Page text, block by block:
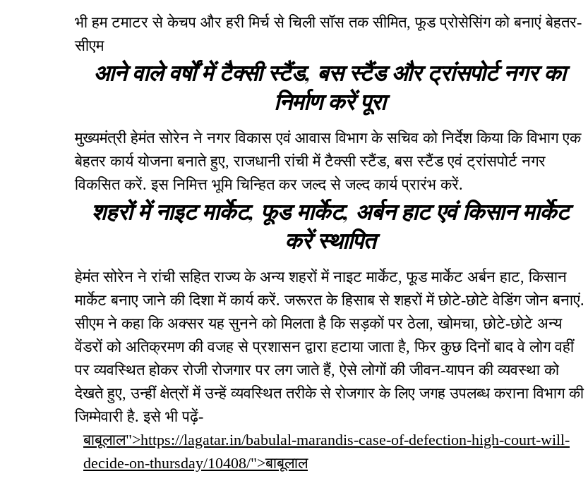
भी हम टमाटर से केचप और हरी मिर्च से चिली सॉस तक सीमित, फूड प्रोसेसिंग को बनाएं बेहतर-
सीएम
आने वाले वर्षों में टैक्सी स्टैंड, बस स्टैंड और ट्रांसपोर्ट नगर का
निर्माण करें पूरा
मुख्यमंत्री हेमंत सोरेन ने नगर विकास एवं आवास विभाग के सचिव को निर्देश किया कि विभाग एक
बेहतर कार्य योजना बनाते हुए, राजधानी रांची में टैक्सी स्टैंड, बस स्टैंड एवं ट्रांसपोर्ट नगर
विकसित करें. इस निमित्त भूमि चिन्हित कर जल्द से जल्द कार्य प्रारंभ करें.
शहरों में नाइट मार्केट, फूड मार्केट, अर्बन हाट एवं किसान मार्केट
करें स्थापित
हेमंत सोरेन ने रांची सहित राज्य के अन्य शहरों में नाइट मार्केट, फूड मार्केट अर्बन हाट, किसान
मार्केट बनाए जाने की दिशा में कार्य करें. जरूरत के हिसाब से शहरों में छोटे-छोटे वेडिंग जोन बनाएं.
सीएम ने कहा कि अक्सर यह सुनने को मिलता है कि सड़कों पर ठेला, खोमचा, छोटे-छोटे अन्य
वेंडरों को अतिक्रमण की वजह से प्रशासन द्वारा हटाया जाता है, फिर कुछ दिनों बाद वे लोग वहीं
पर व्यवस्थित होकर रोजी रोजगार पर लग जाते हैं, ऐसे लोगों की जीवन-यापन की व्यवस्था को
देखते हुए, उन्हीं क्षेत्रों में उन्हें व्यवस्थित तरीके से रोजगार के लिए जगह उपलब्ध कराना विभाग की
जिम्मेवारी है. इसे भी पढ़ें-
बाबूलाल">https://lagatar.in/babulal-marandis-case-of-defection-high-court-will-
decide-on-thursday/10408/">बाबूलाल